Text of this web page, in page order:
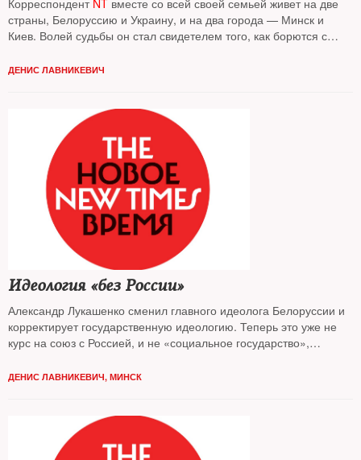
Корреспондент NT вместе со всей своей семьей живет на две
страны, Белоруссию и Украину, и на два города — Минск и
Киев. Волей судьбы он стал свидетелем того, как борются с
разительно отличается в них ситуация
ДЕНИС ЛАВНИКЕВИЧ
Идеология «без России»
Александр Лукашенко сменил главного идеолога Белоруссии и
корректирует государственную идеологию. Теперь это уже не
курс на союз с Россией, и не «социальное государство»,
Лавникевич
ДЕНИС ЛАВНИКЕВИЧ, МИНСК